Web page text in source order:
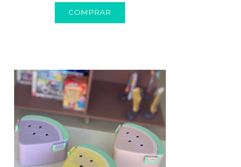
COMPRAR